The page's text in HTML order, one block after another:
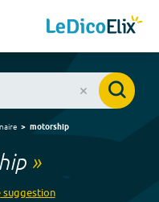
motorship
»
suggestion